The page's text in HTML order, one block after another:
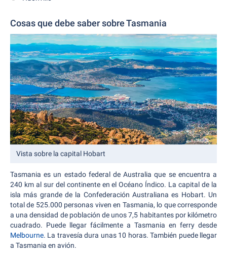
Cosas que debe saber sobre Tasmania
Vista sobre la capital Hobart
Tasmania es un estado federal de Australia que se encuentra a
240 km al sur del continente en el Océano Índico. La capital de la
isla más grande de la Confederación Australiana es Hobart. Un
total de 525.000 personas viven en Tasmania, lo que corresponde
a una densidad de población de unos 7,5 habitantes por kilómetro
cuadrado. Puede llegar fácilmente a Tasmania en ferry desde
Melbourne. La travesía dura unas 10 horas. También puede llegar
a Tasmania en avión.